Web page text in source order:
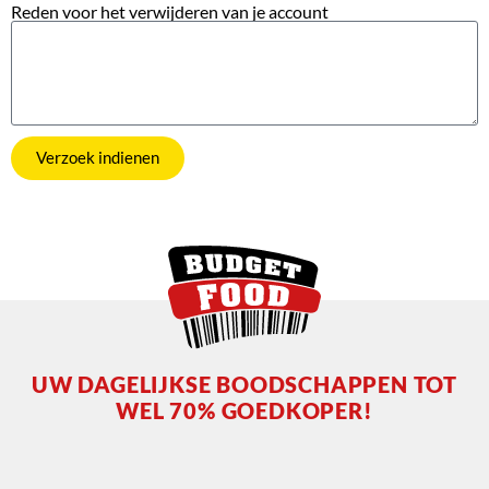
Reden voor het verwijderen van je account
Verzoek indienen
UW DAGELIJKSE BOODSCHAPPEN TOT
WEL 70% GOEDKOPER!